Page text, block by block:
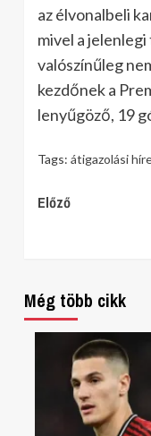
az élvonalbeli
mivel a
valószínűleg
kezdőnek a
lenyűgöző, 19
Tags: átigazolási
Continue
Előző
Még több cikk